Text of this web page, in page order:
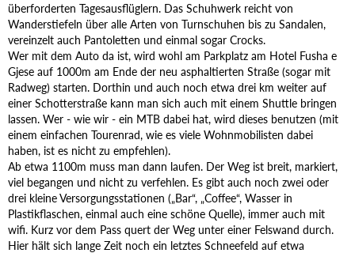
überforderten Tagesausflüglern. Das Schuhwerk reicht von
Wanderstiefeln über alle Arten von Turnschuhen bis zu Sandalen,
vereinzelt auch Pantoletten und einmal sogar Crocks.
Wer mit dem Auto da ist, wird wohl am Parkplatz am Hotel Fusha e
Gjese auf 1000m am Ende der neu asphaltierten Straße (sogar mit
Radweg) starten. Dorthin und auch noch etwa drei km weiter auf
einer Schotterstraße kann man sich auch mit einem Shuttle bringen
lassen. Wer - wie wir - ein MTB dabei hat, wird dieses benutzen (mit
einem einfachen Tourenrad, wie es viele Wohnmobilisten dabei
haben, ist es nicht zu empfehlen).
Ab etwa 1100m muss man dann laufen. Der Weg ist breit, markiert,
viel begangen und nicht zu verfehlen. Es gibt auch noch zwei oder
drei kleine Versorgungsstationen („Bar“, „Coffee“, Wasser in
Plastikflaschen, einmal auch eine schöne Quelle), immer auch mit
wifi. Kurz vor dem Pass quert der Weg unter einer Felswand durch.
Hier hält sich lange Zeit noch ein letztes Schneefeld auf etwa